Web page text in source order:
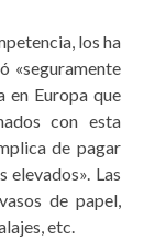
los ha
«seguramente
en Europa que
con esta
de pagar
elevados». Las
de papel,
etc.